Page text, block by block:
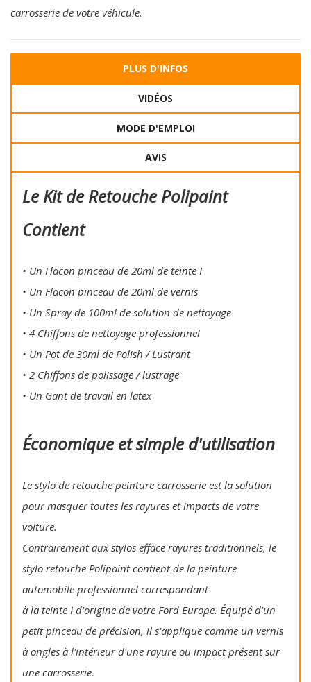
carrosserie de votre véhicule.
PLUS D'INFOS
VIDÉOS
MODE D'EMPLOI
AVIS
Le Kit de Retouche Polipaint
Contient
• Un Flacon pinceau de 20ml de teinte I
• Un Flacon pinceau de 20ml de vernis
• Un Spray de 100ml de solution de nettoyage
• 4 Chiffons de nettoyage professionnel
• Un Pot de 30ml de Polish / Lustrant
• 2 Chiffons de polissage / lustrage
• Un Gant de travail en latex
Économique et simple d'utilisation
Le stylo de retouche peinture carrosserie est la solution
pour masquer toutes les rayures et impacts de votre
voiture.
Contrairement aux stylos efface rayures traditionnels, le
stylo retouche Polipaint contient de la peinture
automobile professionnel correspondant
à la teinte I d'origine de votre Ford Europe. Équipé d'un
petit pinceau de précision, il s'applique comme un vernis
à ongles à l'intérieur d'une rayure ou impact présent sur
une carrosserie.